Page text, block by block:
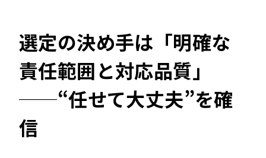
選定の決め手は「明確な
責任範囲と対応品質」
──“任せて大丈夫”を確
信